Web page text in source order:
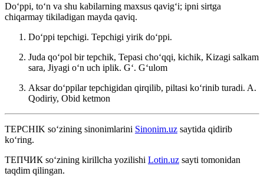
Doʻppi, toʻn va shu kabilarning maxsus qavigʻi; ipni sirtga
chiqarmay tikiladigan mayda qaviq.
Doʻppi tepchigi. Tepchigi yirik doʻppi.
Juda qoʻpol bir tepchik, Tepasi choʻqqi, kichik, Kizagi salkam
sara, Jiyagi oʻn uch iplik. Gʻ. Gʻulom
Aksar doʻppilar tepchigidan qirqilib, piltasi koʻrinib turadi. A.
Qodiriy, Obid ketmon
TEPCHIK so‘zining sinonimlarini Sinonim.uz saytida qidirib
ko‘ring.
ТЕПЧИК so‘zining kirillcha yozilishi Lotin.uz sayti tomonidan
taqdim qilingan.